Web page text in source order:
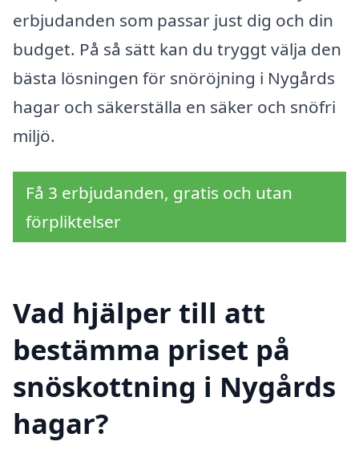
erbjudanden som passar just dig och din
budget. På så sätt kan du tryggt välja den
bästa lösningen för snöröjning i Nygårds
hagar och säkerställa en säker och snöfri
miljö.
Få 3 erbjudanden, gratis och utan
förpliktelser
Vad hjälper till att
bestämma priset på
snöskottning i Nygårds
hagar?